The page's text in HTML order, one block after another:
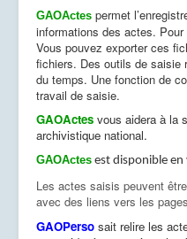
GAOActes permet
informations des actes.
Vous pouvez exporter ces
fichiers. Des outils de saisie
du temps. Une fonction de
travail de saisie.
GAOActes vous aidera à la
archivistique national.
GAOActes est disponible
Les actes saisis peuvent
avec des liens vers les
GAOPerso sait relire les